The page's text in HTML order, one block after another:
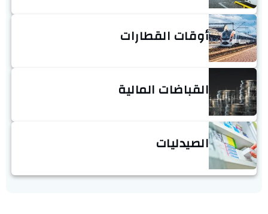
أوقات القطارات
القباضات المالية
الصيدليات